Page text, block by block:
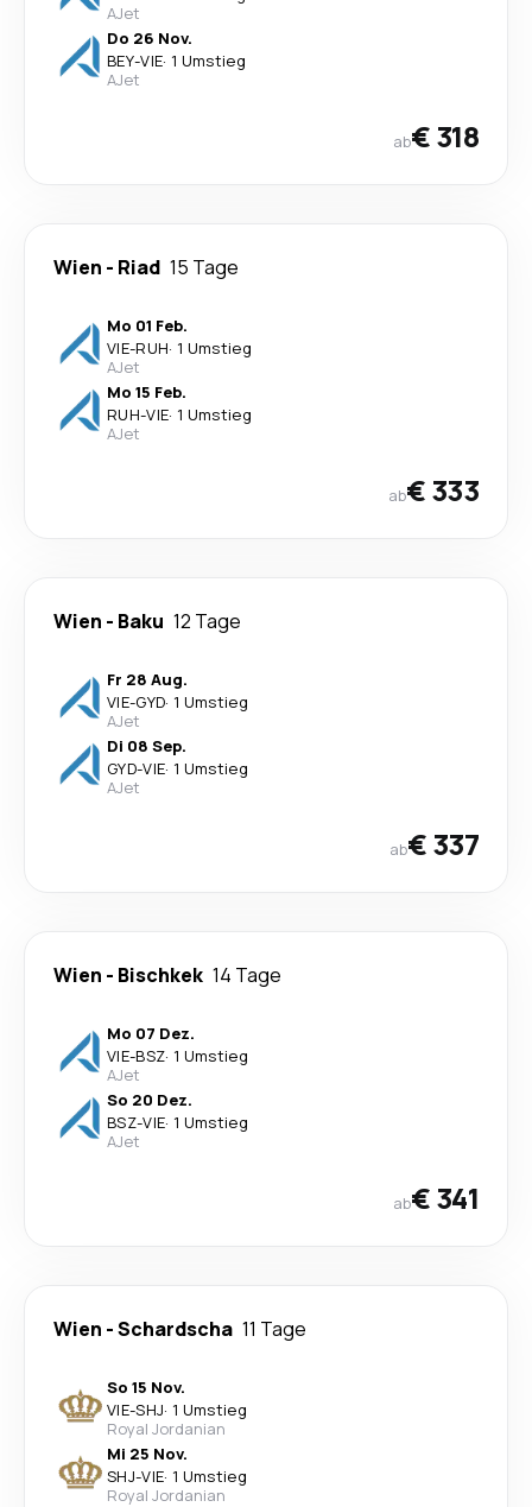
AJet
Do 26 Nov.
BEY-VIE· 1 Umstieg
AJet
ab€ 318
Wien - Riad 15 Tage
Mo 01 Feb.
VIE-RUH· 1 Umstieg
AJet
Mo 15 Feb.
RUH-VIE· 1 Umstieg
AJet
ab€ 333
Wien - Baku 12 Tage
Fr 28 Aug.
VIE-GYD· 1 Umstieg
AJet
Di 08 Sep.
GYD-VIE· 1 Umstieg
AJet
ab€ 337
Wien - Bischkek 14 Tage
Mo 07 Dez.
VIE-BSZ· 1 Umstieg
AJet
So 20 Dez.
BSZ-VIE· 1 Umstieg
AJet
ab€ 341
Wien -Schardscha 11 Tage
So 15 Nov.
VIE-SHJ· 1 Umstieg
Royal Jordanian
Mi 25 Nov.
SHJ-VIE· 1 Umstieg
Royal Jordanian